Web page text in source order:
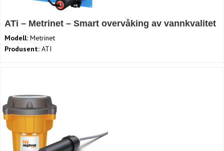
ATi – Metrinet – Smart overvåking av vannkvalitet
Modell: Metrinet
Produsent: ATI